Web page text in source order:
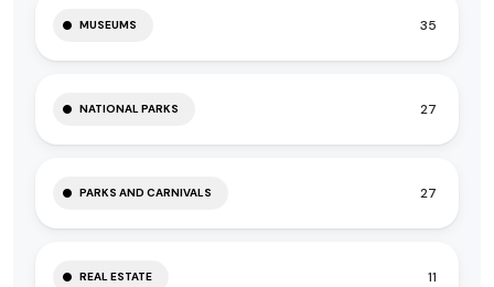
MUSEUMS 35
NATIONAL PARKS 27
PARKS AND CARNIVALS 27
REAL ESTATE 11